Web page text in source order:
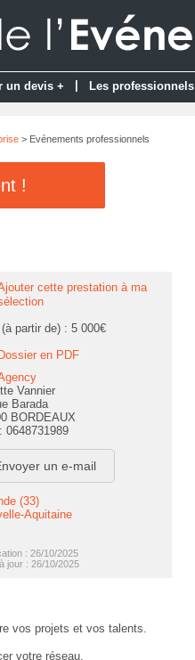
un devis + Les professionnels
> Evénements professionnels
!
cette prestation à ma
partir de) : 5 000€
Dossier en PDF
Vannier
Barada
BORDEAUX
0648731989
un e-mail
(33)
Aquitaine
: 26/10/2025
jour : 26/10/2025
vos projets et vos talents.
votre réseau.